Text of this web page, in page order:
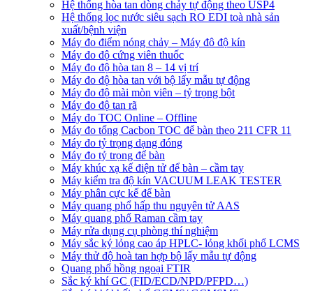
Hệ thống hòa tan dòng chảy tự động theo USP4
Hệ thống lọc nước siêu sạch RO EDI​​ toà nhà sản
xuất/bệnh viện
Máy đo điểm nóng chảy – Máy đô độ kín
Máy đo độ cứng viên thuốc
Máy đo độ hòa tan 8 – 14 vị trí
Máy đo độ hòa tan với bộ lấy mẫu tự động
Máy đo độ mài mòn viên – tỷ trọng bột
Máy đo độ tan rã
Máy đo TOC Online – Offline
Máy đo tổng Cacbon TOC để bàn theo 211 CFR 11
Máy đo tỷ trọng dạng đóng
Máy đo tỷ trọng để bàn
Máy khúc xạ kế điện tử để bàn – cầm tay
Máy kiểm tra độ kín VACUUM LEAK TESTER
Máy phân cực kế để bàn
Máy quang phổ hấp thu nguyên tử AAS
Máy quang phổ Raman cầm tay
Máy rửa dụng cụ phòng thí nghiệm
Máy sắc ký lỏng cao áp HPLC- lỏng khối phổ LCMS
Máy thử độ hoà tan hợp bộ lấy mẫu tự động
Quang phổ hồng ngoại FTIR
Sắc ký khí GC (FID/ECD/NPD/PFPD…)